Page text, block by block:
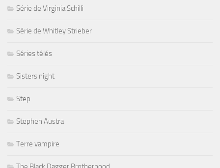
Série de Virginia Schilli
Série de Whitley Strieber
Séries télés
Sisters night
Step
Stephen Austra
Terre vampire